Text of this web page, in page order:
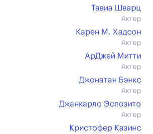
Тавиа Шварц
Актер
Карен М. Хадсон
Актер
АрДжей Митти
Актер
Джонатан Бэнкс
Актер
Джанкарло Эспозито
Актер
Кристофер Казинс